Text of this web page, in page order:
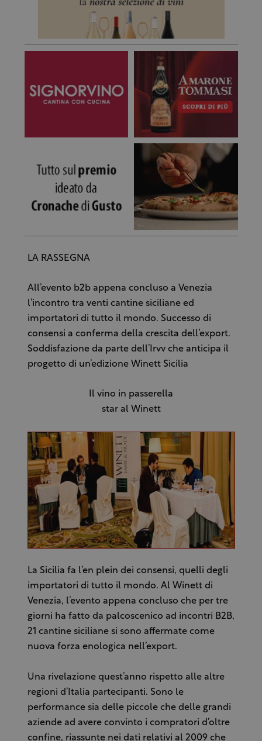
LA RASSEGNA
All’evento b2b appena concluso a Venezia
l’incontro tra venti cantine siciliane ed
importatori di tutto il mondo. Successo di
consensi a conferma della crescita dell’export.
Soddisfazione da parte dell’Irvv che anticipa il
progetto di un’edizione Winett Sicilia
Il vino in passerella
star al Winett
La Sicilia fa l’en plein dei consensi, quelli degli
importatori di tutto il mondo. Al Winett di
Venezia, l’evento appena concluso che per tre
giorni ha fatto da palcoscenico ad incontri B2B,
21 cantine siciliane si sono affermate come
nuova forza enologica nell’export.
Una rivelazione quest’anno rispetto alle altre
regioni d’Italia partecipanti. Sono le
performance sia delle piccole che delle grandi
aziende ad avere convinto i compratori d’oltre
confine, riassunte nei dati relativi al 2009 che